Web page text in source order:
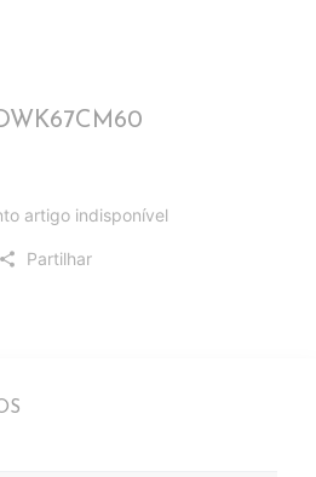
artigo indisponível
share Partilhar